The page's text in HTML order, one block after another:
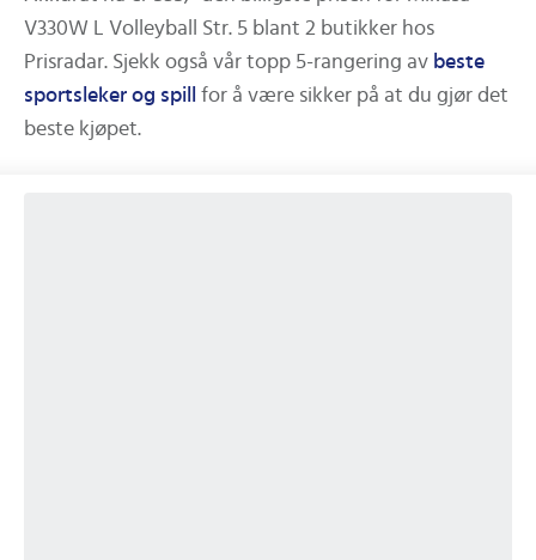
V330W L Volleyball Str. 5 blant 2 butikker hos
Prisradar. Sjekk også vår topp 5-rangering av beste
sportsleker og spill
for å være sikker på at du gjør det
beste kjøpet.